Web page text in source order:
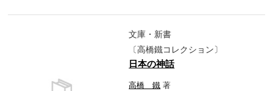
文庫・新書
〔高橋鐵コレクション〕
日本の神話
高橋 鐵 著